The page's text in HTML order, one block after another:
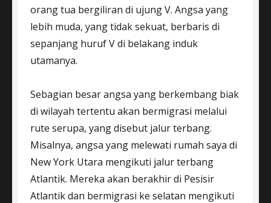
orang tua bergiliran di ujung V. Angsa yang
lebih muda, yang tidak sekuat, berbaris di
sepanjang huruf V di belakang induk
utamanya.
Sebagian besar angsa yang berkembang biak
di wilayah tertentu akan bermigrasi melalui
rute serupa, yang disebut jalur terbang.
Misalnya, angsa yang melewati rumah saya di
New York Utara mengikuti jalur terbang
Atlantik. Mereka akan berakhir di Pesisir
Atlantik dan bermigrasi ke selatan mengikuti